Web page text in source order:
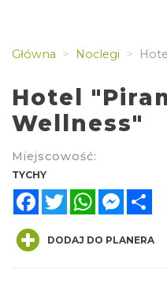
Główna Noclegi
Hotel
Wellness"
Miejscowość:
TYCHY
FacebookTwitterWhatsApp
DODAJ DO PLANERA